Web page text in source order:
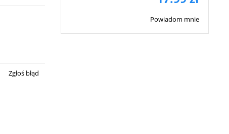
Zgłoś błąd
Powiadom mnie